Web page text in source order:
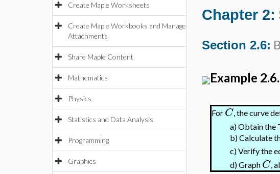
Create Maple Worksheets
Create Maple Workbooks and Manage
Attachments
Share Maple Content
Mathematics
Physics
Statistics and Data Analysis
Programming
Graphics
Chapter 2:
Section 2.6:
Example
For C, the curve
a)Obtain the
b)Calculate
c)Verify the
d)Graph C,